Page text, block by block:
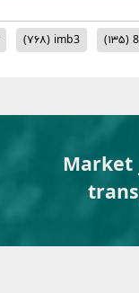
(۱۳۵) imb3 (۷۶۸)
شفافیت بازار Market